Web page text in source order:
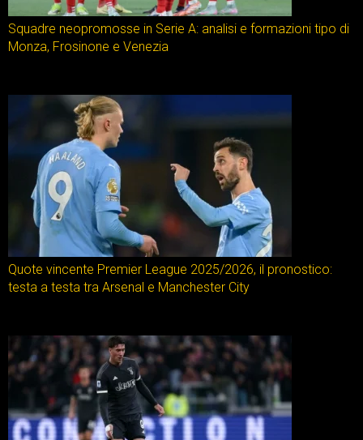
Squadre neopromosse in Serie A: analisi e formazioni tipo di
Monza, Frosinone e Venezia
Quote vincente Premier League 2025/2026, il pronostico:
testa a testa tra Arsenal e Manchester City